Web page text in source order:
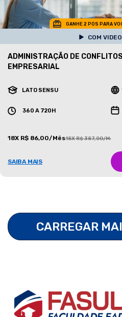
GANHE 2 POS PARA
COM
ADMINISTRAÇÃO DE
EMPRESARIAL
LATO SENSU
360 A 720H
18X R$ 86,00/Mês18X R$ 387,00/Mês
SAIBA MAIS
CARREGAR